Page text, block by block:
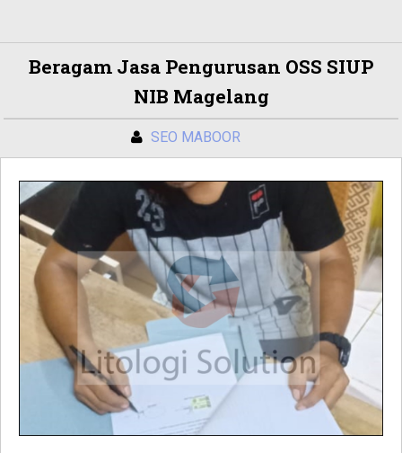
Beragam Jasa Pengurusan OSS SIUP
NIB Magelang
SEO MABOOR